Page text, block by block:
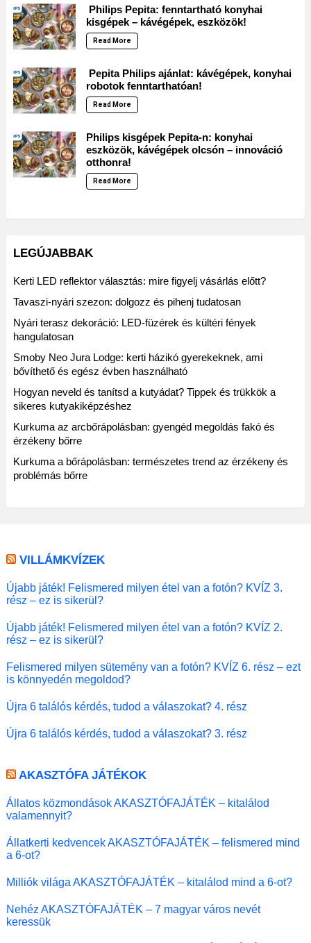
Philips Pepita: fenntartható konyhai
kisgépek – kávégépek, eszközök!
Read More
Pepita Philips ajánlat: kávégépek, konyhai
robotok fenntarthatóan!
Read More
Philips kisgépek Pepita-n: konyhai
eszközök, kávégépek olcsón – innováció
otthonra!
Read More
LEGÚJABBAK
Kerti LED reflektor választás: mire figyelj vásárlás előtt?
Tavaszi-nyári szezon: dolgozz és pihenj tudatosan
Nyári terasz dekoráció: LED-füzérek és kültéri fények
hangulatosan
Smoby Neo Jura Lodge: kerti házikó gyerekeknek, ami
bővíthető és egész évben használható
Hogyan neveld és tanítsd a kutyádat? Tippek és trükkök a
sikeres kutyakiképzéshez
Kurkuma az arcbőrápolásban: gyengéd megoldás fakó és
érzékeny bőrre
Kurkuma a bőrápolásban: természetes trend az érzékeny és
problémás bőrre
VILLÁMKVÍZEK
Újabb játék! Felismered milyen étel van a fotón? KVÍZ 3.
rész – ez is sikerül?
Újabb játék! Felismered milyen étel van a fotón? KVÍZ 2.
rész – ez is sikerül?
Felismered milyen sütemény van a fotón? KVÍZ 6. rész – ezt
is könnyedén megoldod?
Újra 6 találós kérdés, tudod a válaszokat? 4. rész
Újra 6 találós kérdés, tudod a válaszokat? 3. rész
AKASZTÓFA JÁTÉKOK
Állatos közmondások AKASZTÓFAJÁTÉK – kitalálod
valamennyit?
Állatkerti kedvencek AKASZTÓFAJÁTÉK – felismered mind
a 6-ot?
Milliók világa AKASZTÓFAJÁTÉK – kitalálod mind a 6-ot?
Nehéz AKASZTÓFAJÁTÉK – 7 magyar város nevét
keressük